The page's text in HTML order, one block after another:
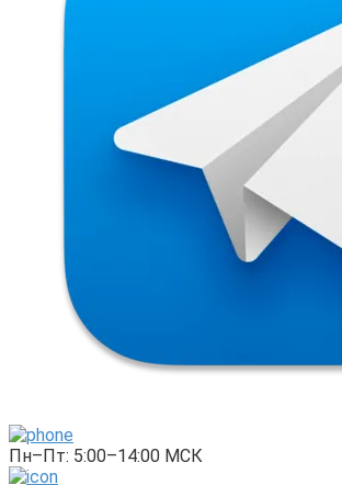
Пн–Пт: 5:00–14:00 МСК